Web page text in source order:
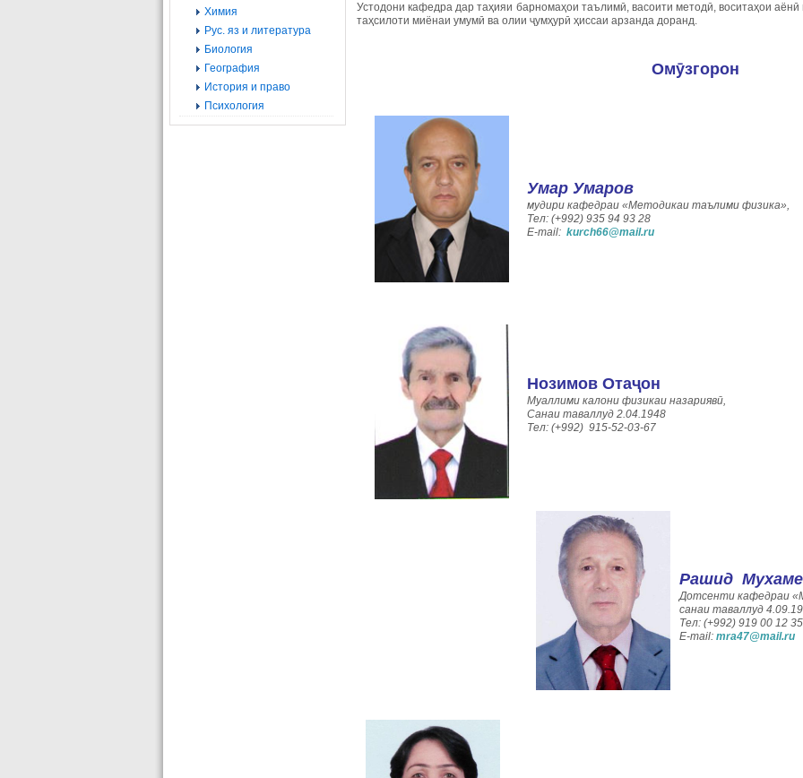
Химия
Рус. яз и литература
Биология
География
История и право
Психология
Устодони кафедра дар таҳияи барномаҳои таълимӣ, васоити методӣ, воситаҳои
таҳсилоти миёнаи умумӣ ва олии ҷумҳурӣ ҳиссаи арзанда доранд.
Омӯзгорон
Умар Умаров
мудири кафедраи «Методикаи таълими физика»,
Тел: (+992) 935 94 93 28
E-mail: kurch66@mail.ru
Нозимов Отаҷон
Муаллими калони физикаи назариявӣ,
Санаи таваллуд 2.04.1948
Тел: (+992) 915-52-03-67
Рашид
Дотсенти кафедраи
санаи таваллуд
Тел: (+992) 919 00 12 35
E-mail: mra47@mail.ru